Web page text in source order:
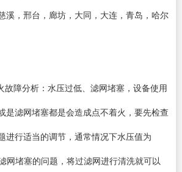
溪，邢台，廊坊，大同，大连，青岛，哈尔
故障分析：水压过低、滤网堵塞，设备使用
是滤网堵塞都是会造成点不着火，要先检查
进行适当的调节，通常情况下水压值为
网堵塞的问题，将过滤网进行清洗就可以